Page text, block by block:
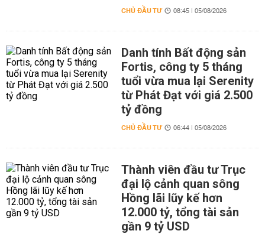
CHỦ ĐẦU TƯ 08:45 | 05/08/2026
Danh tính Bất động sản
Fortis, công ty 5 tháng
tuổi vừa mua lại Serenity
từ Phát Đạt với giá 2.500
tỷ đồng
CHỦ ĐẦU TƯ 06:44 | 05/08/2026
Thành viên đầu tư Trục
đại lộ cảnh quan sông
Hồng lãi lũy kế hơn
12.000 tỷ, tổng tài sản
gần 9 tỷ USD